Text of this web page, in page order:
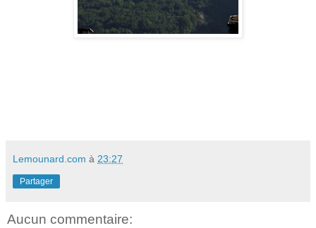
Lemounard.com à 23:27
Partager
Aucun commentaire: